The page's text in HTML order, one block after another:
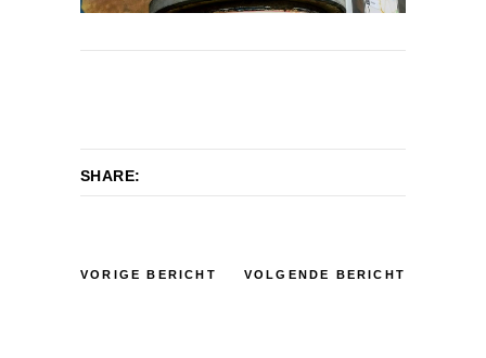
SHARE:
VORIGE BERICHT VOLGENDE BERICHT